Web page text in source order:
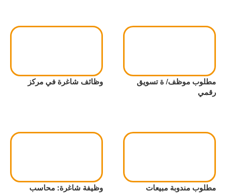
مطلوب موظف/ ة تسويق
رقمي
وظائف شاغرة في مركز
مطلوب مندوبة مبيعات وظيفة شاغرة: محاسب